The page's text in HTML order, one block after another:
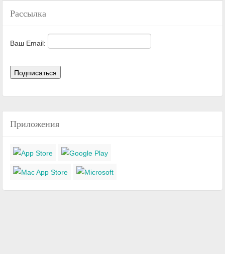
Рассылка
Ваш Email:
Приложения